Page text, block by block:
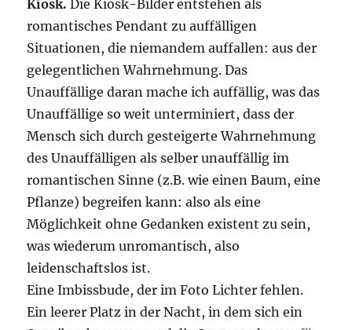
Kiosk. Die Kiosk-Bilder entstehen als
romantisches Pendant zu auffälligen
Situationen, die niemandem auffallen: aus der
gelegentlichen Wahrnehmung. Das
Unauffällige daran mache ich auffällig, was das
Unauffällige so weit unterminiert, dass der
Mensch sich durch gesteigerte Wahrnehmung
des Unauffälligen als selber unauffällig im
romantischen Sinne (z.B. wie einen Baum, eine
Pflanze) begreifen kann: also als eine
Möglichkeit ohne Gedanken existent zu sein,
was wiederum unromantisch, also
leidenschaftslos ist.
Eine Imbissbude, der im Foto Lichter fehlen.
Ein leerer Platz in der Nacht, in dem sich ein